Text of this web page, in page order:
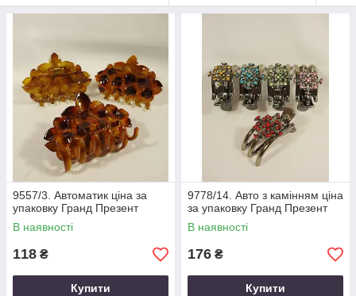
9557/3. Автоматик ціна за
упаковку Гранд Презент
В наявності
118 ₴
Купити
9778/14. Авто з камінням ціна
за упаковку Гранд Презент
В наявності
176 ₴
Купити